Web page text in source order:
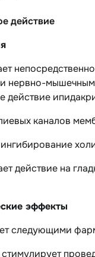
действие
нервно-
действие
каналов
действие на
эффекты
следующими